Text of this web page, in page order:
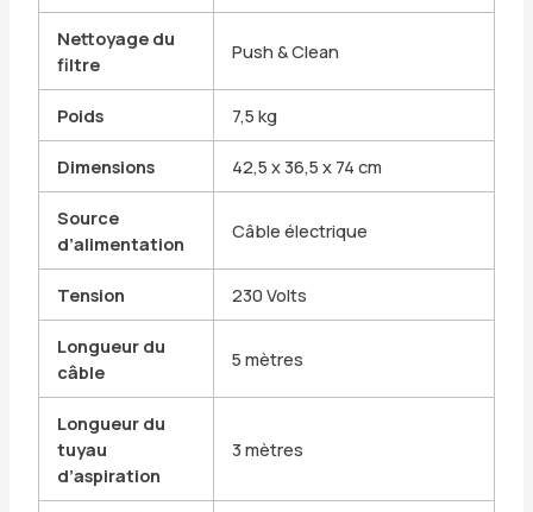
Nettoyage du
filtre
Push & Clean
Poids 7,5 kg
Dimensions 42,5 x 36,5 x 74 cm
Source
d’alimentation
Câble électrique
Tension 230 Volts
Longueur du
câble
5 mètres
Longueur du
tuyau
d’aspiration
3 mètres